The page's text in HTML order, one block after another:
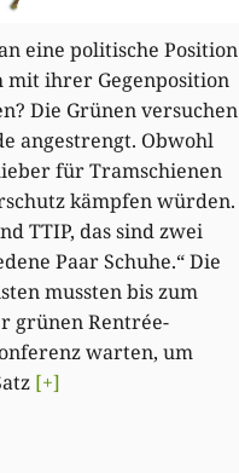
eine politische Position
mit ihrer Gegenposition
Die Grünen versuchen
angestrengt. Obwohl
für Tramschienen
kämpfen würden.
TTIP, das sind zwei
Paar Schuhe.“ Die
mussten bis zum
grünen Rentrée-
warten, um
[+]